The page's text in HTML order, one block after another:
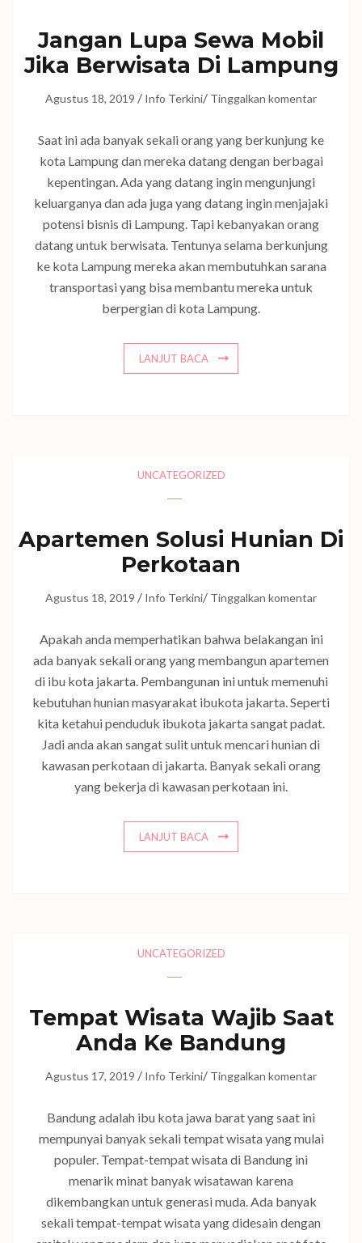
Jangan Lupa Sewa Mobil
Jika Berwisata Di Lampung
Agustus 18, 2019 / Info Terkini/ Tinggalkan komentar
Saat ini ada banyak sekali orang yang berkunjung ke
kota Lampung dan mereka datang dengan berbagai
kepentingan. Ada yang datang ingin mengunjungi
keluarganya dan ada juga yang datang ingin menjajaki
potensi bisnis di Lampung. Tapi kebanyakan orang
datang untuk berwisata. Tentunya selama berkunjung
ke kota Lampung mereka akan membutuhkan sarana
transportasi yang bisa membantu mereka untuk
berpergian di kota Lampung.
LANJUT BACA
UNCATEGORIZED
Apartemen Solusi Hunian Di
Perkotaan
Agustus 18, 2019 / Info Terkini/ Tinggalkan komentar
Apakah anda memperhatikan bahwa belakangan ini
ada banyak sekali orang yang membangun apartemen
di ibu kota jakarta. Pembangunan ini untuk memenuhi
kebutuhan hunian masyarakat ibukota jakarta. Seperti
kita ketahui penduduk ibukota jakarta sangat padat.
Jadi anda akan sangat sulit untuk mencari hunian di
kawasan perkotaan di jakarta. Banyak sekali orang
yang bekerja di kawasan perkotaan ini.
LANJUT BACA
UNCATEGORIZED
Tempat Wisata Wajib Saat
Anda Ke Bandung
Agustus 17, 2019 / Info Terkini/ Tinggalkan komentar
Bandung adalah ibu kota jawa barat yang saat ini
mempunyai banyak sekali tempat wisata yang mulai
populer. Tempat-tempat wisata di Bandung ini
menarik minat banyak wisatawan karena
dikembangkan untuk generasi muda. Ada banyak
sekali tempat-tempat wisata yang didesain dengan